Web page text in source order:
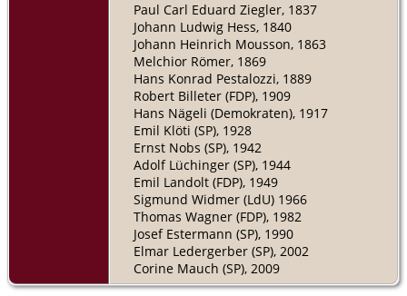
Paul Carl Eduard Ziegler, 1837
Johann Ludwig Hess, 1840
Johann Heinrich Mousson, 1863
Melchior Römer, 1869
Hans Konrad Pestalozzi, 1889
Robert Billeter (FDP), 1909
Hans Nägeli (Demokraten), 1917
Emil Klöti (SP), 1928
Ernst Nobs (SP), 1942
Adolf Lüchinger (SP), 1944
Emil Landolt (FDP), 1949
Sigmund Widmer (LdU) 1966
Thomas Wagner (FDP), 1982
Josef Estermann (SP), 1990
Elmar Ledergerber (SP), 2002
Corine Mauch (SP), 2009